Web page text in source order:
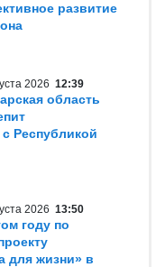
развитие
2026 12:39
область
Республикой
2026 13:50
году по
для жизни» в